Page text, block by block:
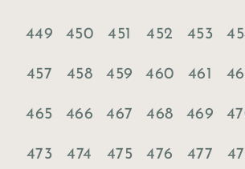
449 450 451 452 453
457 458 459 460 461
465 466 467 468 469
473 474 475 476 477